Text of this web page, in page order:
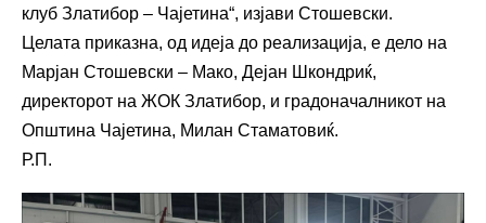
клуб Златибор – Чајетина“, изјави Стошевски.
Целата приказна, од идеја до реализација, е дело на
Марјан Стошевски – Мако, Дејан Шкондриќ,
директорот на ЖОК Златибор, и градоначалникот на
Општина Чајетина, Милан Стаматовиќ.
Р.П.